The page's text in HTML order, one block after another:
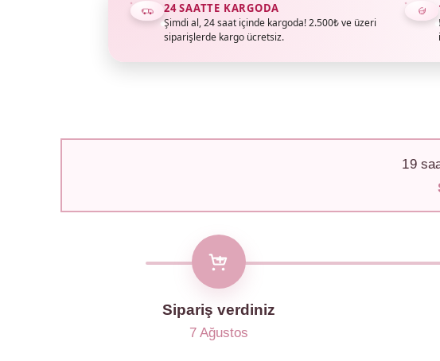
24 SAATTE KARGODA
Şimdi al, 24 saat içinde kargoda! 2.500₺ ve üzeri
siparişlerde kargo ücretsiz.
19
Sipariş verdiniz
7 Ağustos